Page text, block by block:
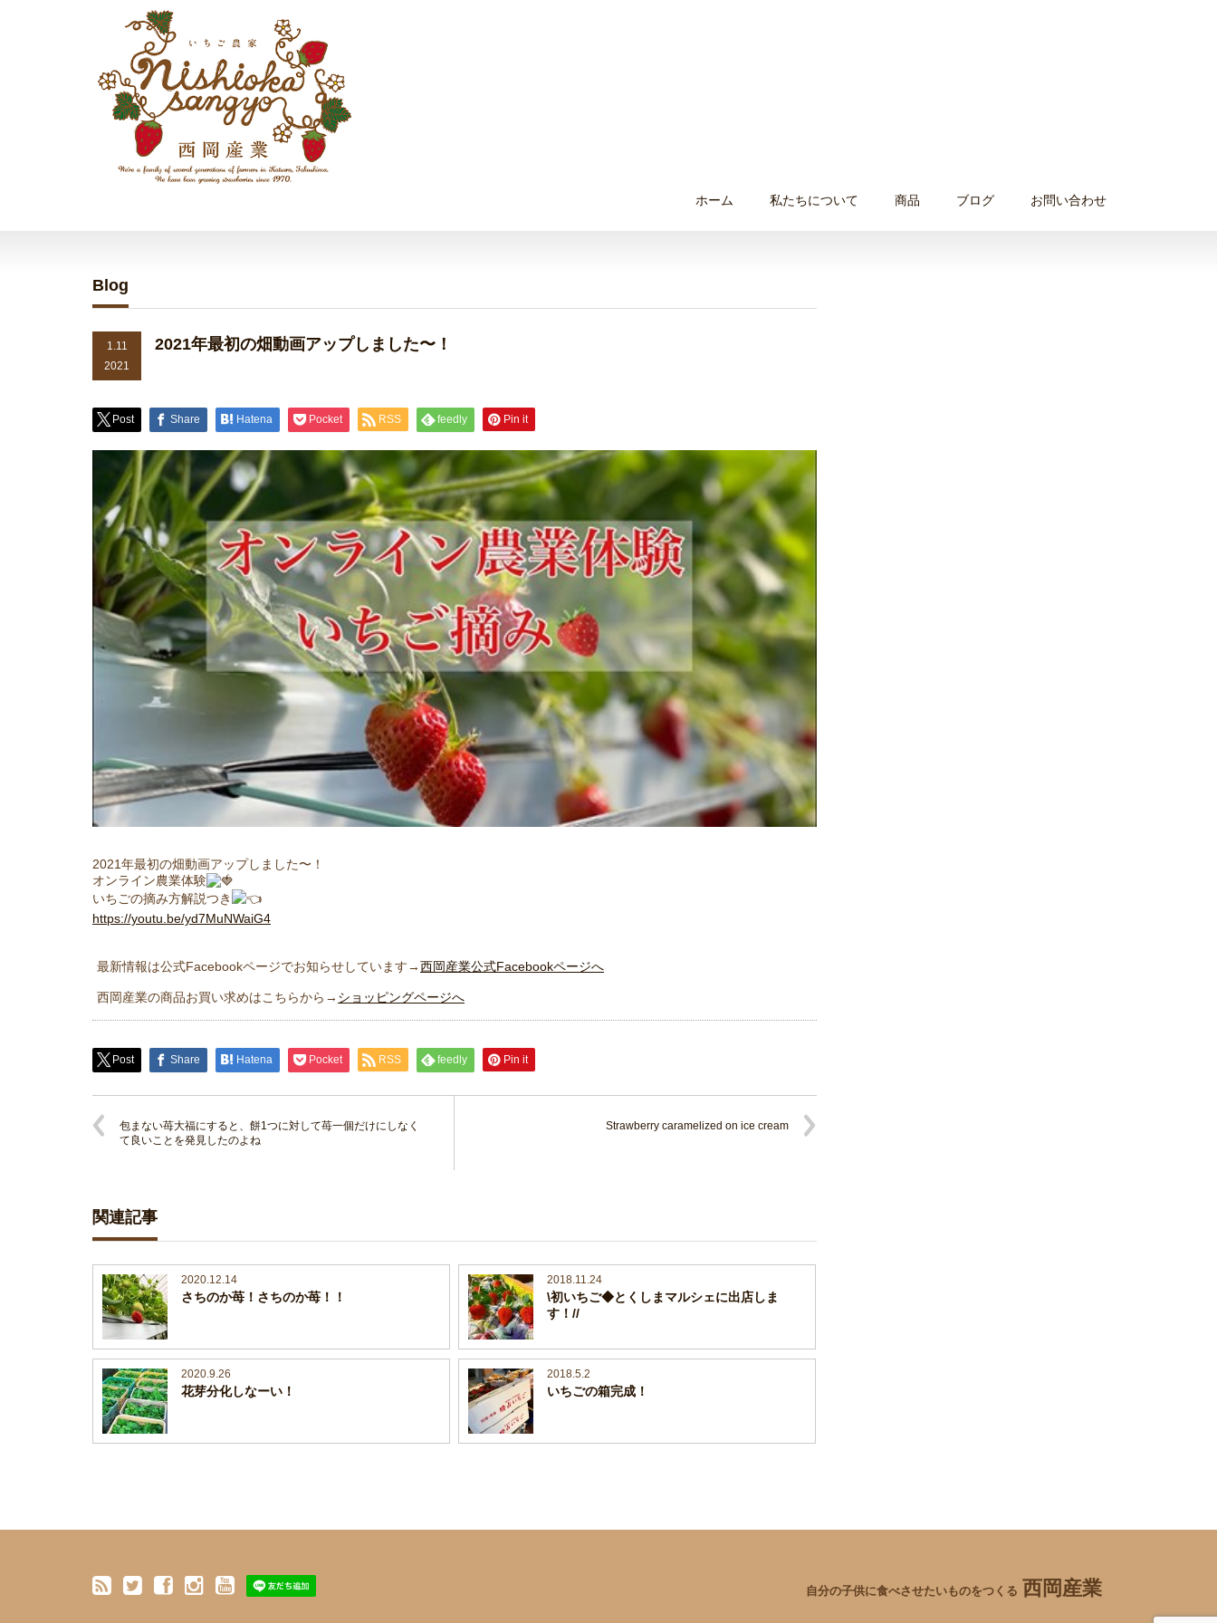
ホーム 私たちについて 商品 ブログ お問い合わせ
Blog
1.11
2021
2021年最初の畑動画アップしました〜！
Post Share Hatena Pocket RSS feedly Pin it
2021年最初の畑動画アップしました〜！
オンライン農業体験
いちごの摘み方解説つき
https://youtu.be/yd7MuNWaiG4
最新情報は公式Facebookページでお知らせしています→西岡産業公式Facebookページへ
西岡産業の商品お買い求めはこちらから→ ショッピングページへ
Post Share Hatena Pocket RSS feedly Pin it
包まない苺大福にすると、餅1つに対して苺一個だけにしなく
て良いことを発見したのよね
Strawberry caramelized on ice cream
関連記事
2020.12.14
さちのか苺！さちのか苺！！
2018.11.24
\初いちご◆とくしまマルシェに出店しま
す！//
2020.9.26
花芽分化しなーい！
2018.5.2
いちごの箱完成！
自分の子供に食べさせたいものをつくる 西岡産業